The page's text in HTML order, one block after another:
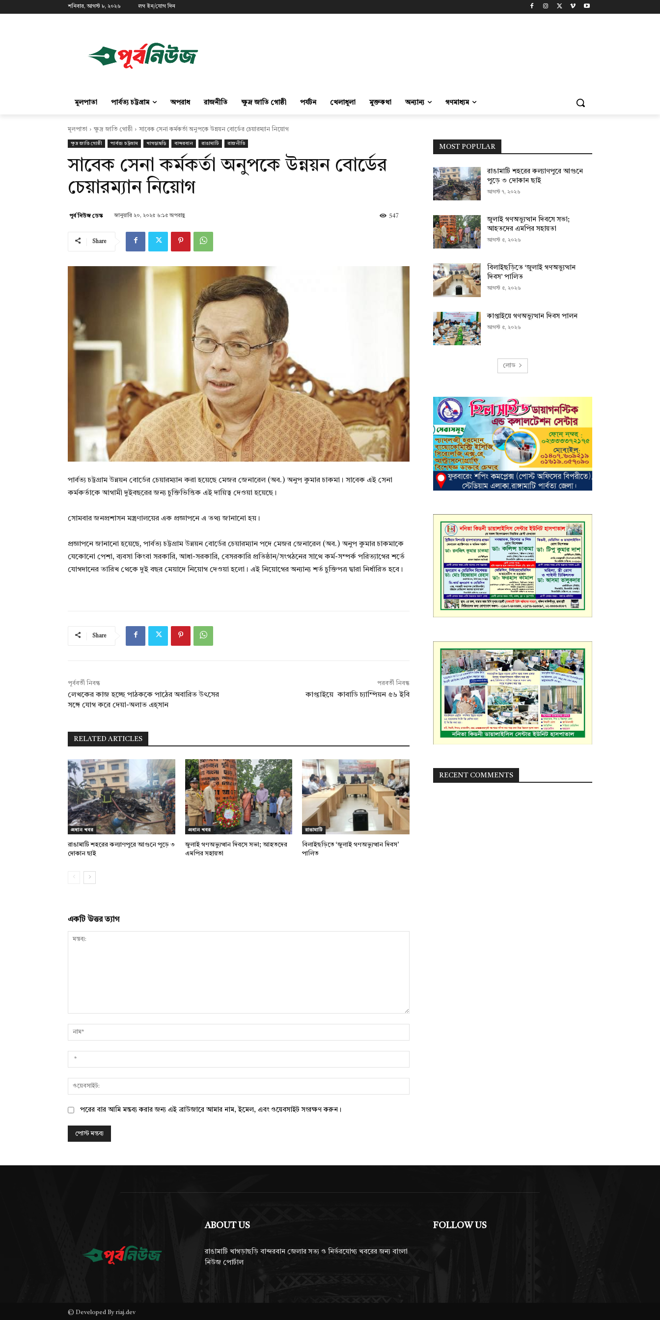
শনিবার, আগস্ট ৮, ২০২৬ লগ ইন/যোগ দিন
মূলপাতা পার্বত্য চট্টগ্রাম অপরাধ রাজনীতি ক্ষুদ্র জাতি গোষ্ঠী পর্যটন খেলাধূলা মুক্তকথা অন্যান্য গণমাধ্যম
মূলপাতা ক্ষুদ্র জাতি গোষ্ঠী সাবেক সেনা কর্মকর্তা অনুপকে উন্নয়ন বোর্ডের চেয়ারম্যান নিয়োগ
ক্ষুদ্র জাতি গোষ্ঠী পার্বত্য চট্টগ্রাম খাগড়াছড়ি বান্দরবান রাঙামাটি রাজনীতি
সাবেক সেনা কর্মকর্তা অনুপকে উন্নয়ন বোর্ডের
চেয়ারম্যান নিয়োগ
পূর্ব নিউজ ডেস্ক জানুয়ারি ২০, ২০২৫ ৬:১৫ অপরাহ্ণ 547
Share
পার্বত্য চট্টগ্রাম উন্নয়ন বোর্ডের চেয়ারম্যান করা হয়েছে মেজর জেনারেল (অব.) অনুপ কুমার চাকমা। সাবেক এই সেনা
কর্মকর্তাকে আগামী দুইবছরের জন্য চুক্তিভিত্তিক এই দায়িত্ব দেওয়া হয়েছে।
সোমবার জনপ্রশাসন মন্ত্রণালয়ের এক প্রজ্ঞাপনে এ তথ্য জানানো হয়।
প্রজ্ঞাপনে জানানো হয়েছে, পার্বত্য চট্টগ্রাম উন্নয়ন বোর্ডের চেয়ারম্যান পদে মেজর জেনারেল (অব.) অনুপ কুমার চাকমাকে
যেকোনো পেশা, ব্যবসা কিংবা সরকারি, আধা-সরকারি, বেসরকারি প্রতিষ্ঠান/সংগঠনের সাথে কর্ম-সম্পর্ক পরিত্যাগের শর্তে
যোগদানের তারিখ থেকে দুই বছর মেয়াদে নিয়োগ দেওয়া হলো। এই নিয়োগের অন্যান্য শর্ত চুক্তিপত্র দ্বারা নির্ধারিত হবে।
Share
পূর্ববর্তী নিবন্ধ
লেখকের কাজ হচ্ছে পাঠককে পাঠের অবারিত উৎসের
সঙ্গে যোগ করে দেয়া-অলাত এহ্সান
পরবর্তী নিবন্ধ
কাপ্তাইয়ে কাবাডি চ্যাম্পিয়ন ৫৬ ইবি
RELATED ARTICLES
প্রধান খবর
রাঙামাটি শহরের কল্যাণপুরে আগুনে পুড়ে ৩
দোকান ছাই
প্রধান খবর
জুলাই গণঅভ্যুত্থান দিবসে সভা; আহতদের
এমপির সহায়তা
রাঙামাটি
বিলাইছড়িতে ‘জুলাই গণঅভ্যুত্থান দিবস’
পালিত
একটি উত্তর ত্যাগ
পরের বার আমি মন্তব্য করার জন্য এই ব্রাউজারে আমার নাম, ইমেল, এবং ওয়েবসাইট সংরক্ষণ করুন।
MOST POPULAR
রাঙামাটি শহরের কল্যাণপুরে আগুনে
পুড়ে ৩ দোকান ছাই
আগস্ট ৭, ২০২৬
জুলাই গণঅভ্যুত্থান দিবসে সভা;
আহতদের এমপির সহায়তা
আগস্ট ৫, ২০২৬
বিলাইছড়িতে ‘জুলাই গণঅভ্যুত্থান
দিবস’ পালিত
আগস্ট ৫, ২০২৬
কাপ্তাইয়ে গণঅভ্যুত্থান দিবস পালন
আগস্ট ৫, ২০২৬
লোড
RECENT COMMENTS
ABOUT US
রাঙামাটি খাগড়াছড়ি বান্দরবান জেলার সত্য ও নির্ভরযোগ্য খবরের জন্য বাংলা
নিউজ পোর্টাল
FOLLOW US
© Developed By riaj.dev